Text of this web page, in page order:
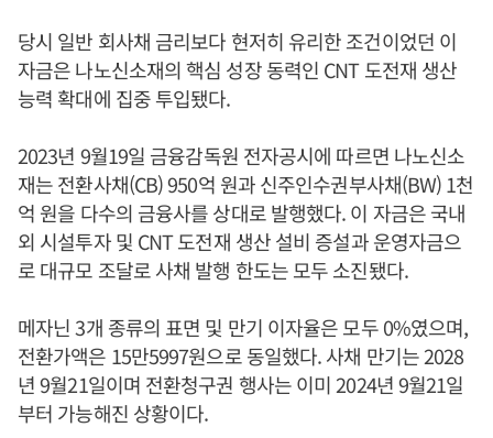
당시 일반 회사채 금리보다 현저히 유리한 조건이었던 이
자금은 나노신소재의 핵심 성장 동력인 CNT 도전재 생산
능력 확대에 집중 투입됐다.
2023년 9월19일 금융감독원 전자공시에 따르면 나노신소
재는 전환사채(CB) 950억 원과 신주인수권부사채(BW) 1천
억 원을 다수의 금융사를 상대로 발행했다. 이 자금은 국내
외 시설투자 및 CNT 도전재 생산 설비 증설과 운영자금으
로 대규모 조달로 사채 발행 한도는 모두 소진됐다.
메자닌 3개 종류의 표면 및 만기 이자율은 모두 0%였으며,
전환가액은 15만5997원으로 동일했다. 사채 만기는 2028
년 9월21일이며 전환청구권 행사는 이미 2024년 9월21일
부터 가능해진 상황이다.